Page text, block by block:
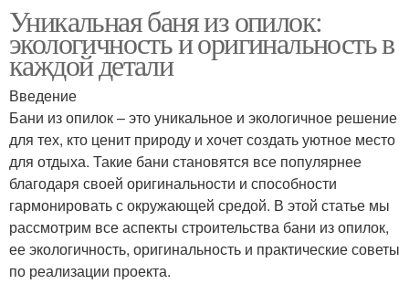
Уникальная баня из опилок:
экологичность и оригинальность в
каждой детали
Введение
Бани из опилок – это уникальное и экологичное решение
для тех, кто ценит природу и хочет создать уютное место
для отдыха. Такие бани становятся все популярнее
благодаря своей оригинальности и способности
гармонировать с окружающей средой. В этой статье мы
рассмотрим все аспекты строительства бани из опилок,
ее экологичность, оригинальность и практические советы
по реализации проекта.